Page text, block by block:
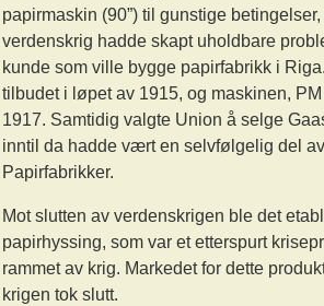
papirmaskin (90”) til gunstige
verdenskrig hadde skapt uholdbare
kunde som ville bygge papirfabrikk i
tilbudet i løpet av 1915, og maskinen,
1917. Samtidig valgte Union å selge
inntil da hadde vært en selvfølgelig del
Papirfabrikker.
Mot slutten av verdenskrigen ble det
papirhyssing, som var et etterspurt
rammet av krig. Markedet for dette
krigen tok slutt.